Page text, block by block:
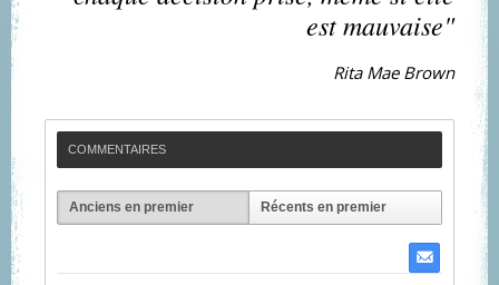
est mauvaise"
Rita Mae Brown
COMMENTAIRES
Anciens en premier Récents en premier